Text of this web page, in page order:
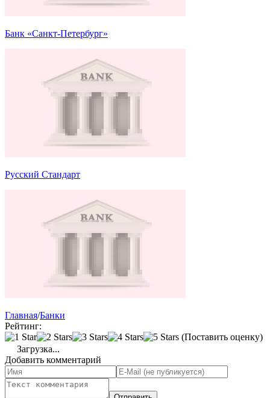
Банк «Санкт-Петербург»
Русский Стандарт
Главная/Банки
Рейтинг:
(Поставить оценку)
Загрузка...
Добавить комментарий